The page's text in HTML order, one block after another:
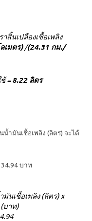
สิ้นเปลืองเชื้อเพลิง
เมตร)/(24.31 กม./
=8.22 ลิตร
มันเชื้อเพลิง (ลิตร) จะได้
บาท
นเชื้อเพลิง (ลิตร) x
บาท)